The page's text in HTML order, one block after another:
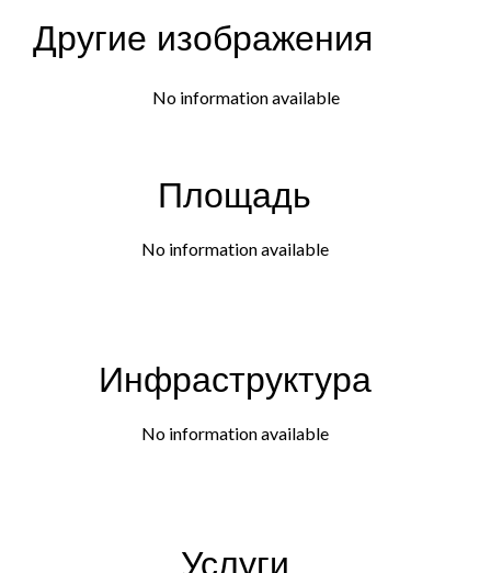
Другие изображения
No information available
Площадь
No information available
Инфраструктура
No information available
Услуги